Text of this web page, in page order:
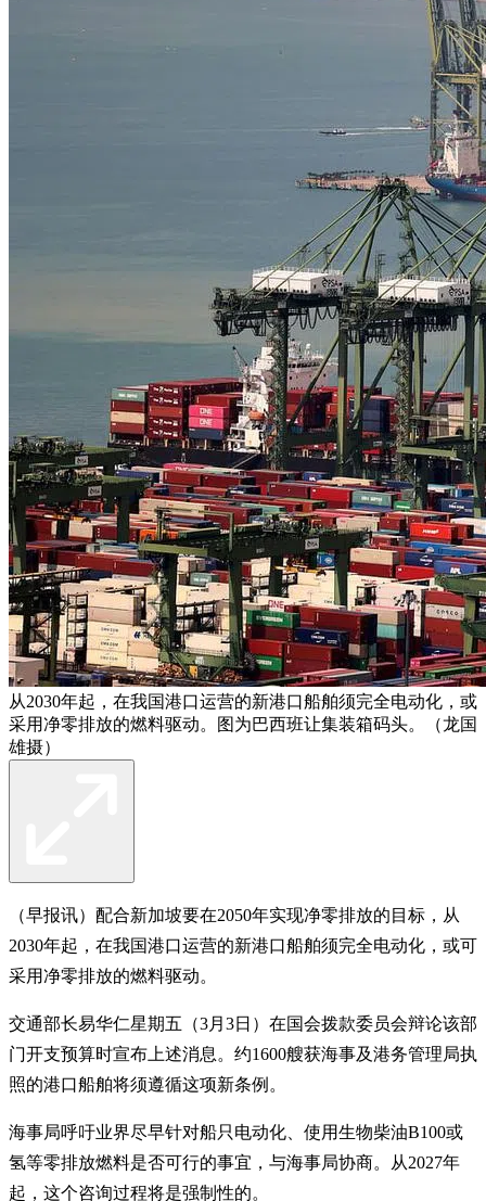
从2030年起，在我国港口运营的新港口船舶须完全电动化，或
采用净零排放的燃料驱动。图为巴西班让集装箱码头。（龙国
雄摄）
（早报讯）配合新加坡要在2050年实现净零排放的目标，从
2030年起，在我国港口运营的新港口船舶须完全电动化，或可
采用净零排放的燃料驱动。
交通部长易华仁星期五（3月3日）在国会拨款委员会辩论该部
门开支预算时宣布上述消息。约1600艘获海事及港务管理局执
照的港口船舶将须遵循这项新条例。
海事局呼吁业界尽早针对船只电动化、使用生物柴油B100或
氢等零排放燃料是否可行的事宜，与海事局协商。从2027年
起，这个咨询过程将是强制性的。